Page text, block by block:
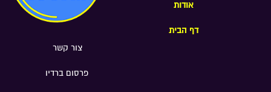
אודות
דף הבית
צור קשר
פרסום ברדיו